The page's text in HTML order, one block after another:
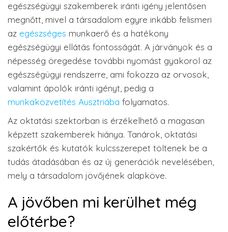
egészségügyi szakemberek iránti igény jelentősen
megnőtt, mivel a társadalom egyre inkább felismeri
az egészséges munkaerő és a hatékony
egészségügyi ellátás fontosságát. A járványok és a
népesség öregedése további nyomást gyakorol az
egészségügyi rendszerre, ami fokozza az orvosok,
valamint ápolók iránti igényt, pedig a
munkaközvetítés Ausztriába folyamatos.
Az oktatási szektorban is érzékelhető a magasan
képzett szakemberek hiánya. Tanárok, oktatási
szakértők és kutatók kulcsszerepet töltenek be a
tudás átadásában és az új generációk nevelésében,
mely a társadalom jövőjének alapköve.
A jövőben mi kerülhet még
előtérbe?